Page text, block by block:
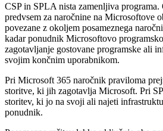
CSP in SPLA nista zamenljiva programa.
predvsem za naročnine na Microsoftove
povezane z okoljem posameznega
kadar ponudnik Microsoftovo
zagotavljanje gostovane programske ali
svojim končnim uporabnikom.
Pri Microsoft 365 naročnik praviloma
storitve, ki jih zagotavlja Microsoft. Pri
storitev, ki jo na svoji ali najeti
ponudnik.